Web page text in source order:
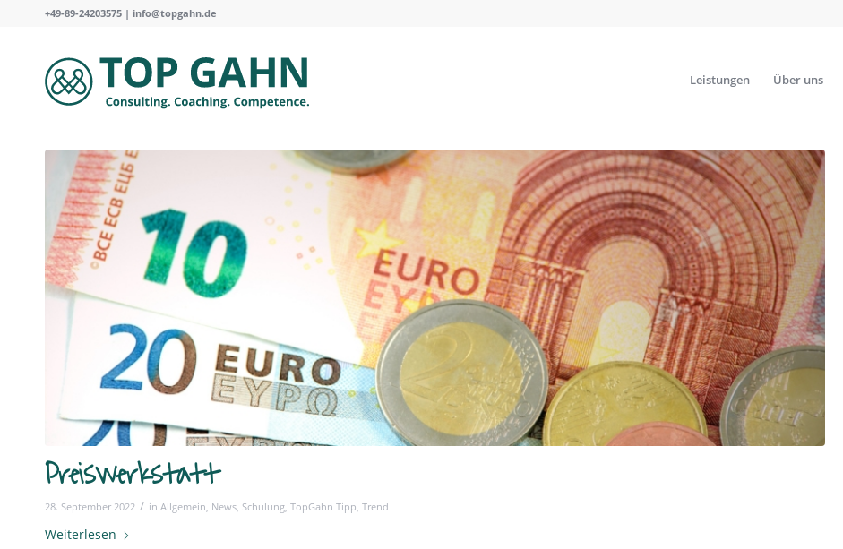
+49-89-24203575 | info@topgahn.de
Leistungen Über uns
Preiswerkstatt
28. September 2022 / in Allgemein News Schulung TopGahn Tipp Trend
Weiterlesen